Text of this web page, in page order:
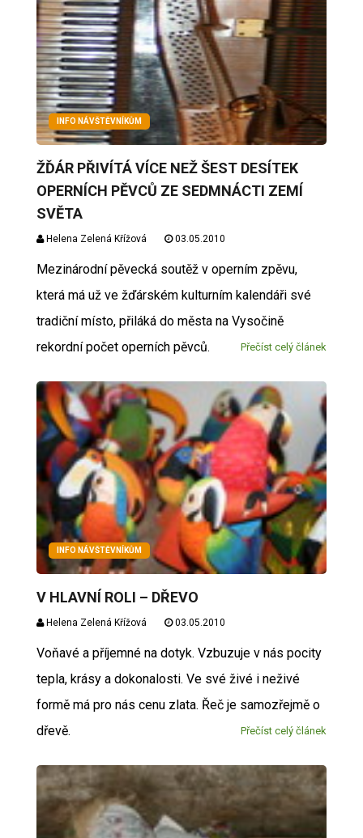
INFO NÁVŠTĚVNÍKŮM
ŽĎÁR PŘIVÍTÁ VÍCE NEŽ ŠEST DESÍTEK
OPERNÍCH PĚVCŮ ZE SEDMNÁCTI ZEMÍ
SVĚTA
Helena Zelená Křížová 03.05.2010
Mezinárodní pěvecká soutěž v operním zpěvu,
která má už ve žďárském kulturním kalendáři své
tradiční místo, přiláká do města na Vysočině
rekordní počet operních pěvců.
Přečíst celý článek
INFO NÁVŠTĚVNÍKŮM
V HLAVNÍ ROLI – DŘEVO
Helena Zelená Křížová 03.05.2010
Voňavé a příjemné na dotyk. Vzbuzuje v nás pocity
tepla, krásy a dokonalosti. Ve své živé i neživé
formě má pro nás cenu zlata. Řeč je samozřejmě o
dřevě.
Přečíst celý článek